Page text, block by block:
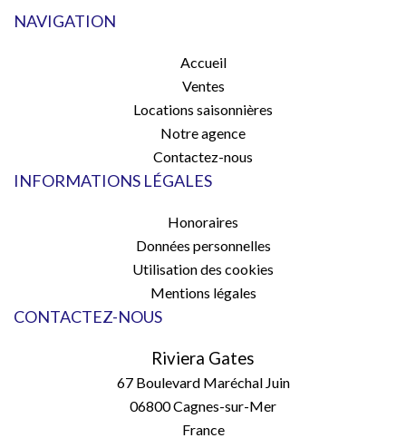
NAVIGATION
Accueil
Ventes
Locations saisonnières
Notre agence
Contactez-nous
INFORMATIONS LÉGALES
Honoraires
Données personnelles
Utilisation des cookies
Mentions légales
CONTACTEZ-NOUS
Riviera Gates
67 Boulevard Maréchal Juin
06800Cagnes-sur-Mer
France